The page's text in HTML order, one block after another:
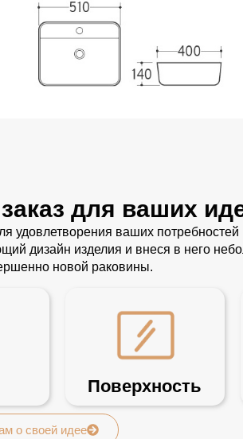
для ваших
удовлетворения ваших потребностей
дизайн изделия и внеся в него
новой раковины.
Поверхность
о своей идее